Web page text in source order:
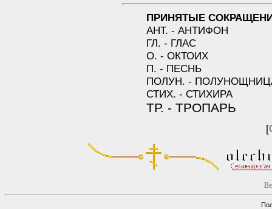
ПРИНЯТЫЕ
АНТ. - АНТИФОН
ГЛ. - ГЛАС
О. - ОКТОИХ
П. - ПЕСНЬ
ПОЛУН. -
СТИХ. - СТИХИРА
ТР. - ТРОПАРЬ
[